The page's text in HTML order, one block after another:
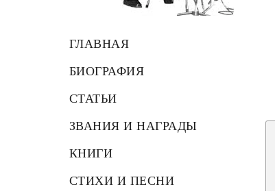
ГЛАВНАЯ
БИОГРАФИЯ
СТАТЬИ
ЗВАНИЯ И НАГРАДЫ
КНИГИ
СТИХИ И ПЕСНИ